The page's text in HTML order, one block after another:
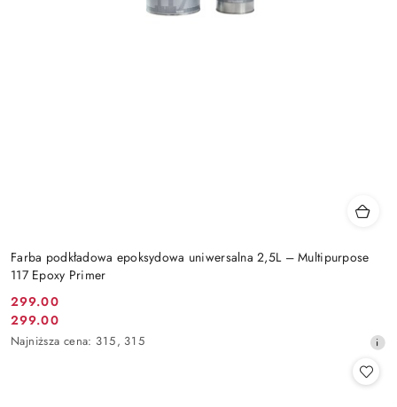
Farba podkładowa epoksydowa uniwersalna 2,5L – Multipurpose
117 Epoxy Primer
Cena
promocyjna:
299.00
Cena
promocyjna:
299.00
Najniższa
Najniższa cena: 315, 315